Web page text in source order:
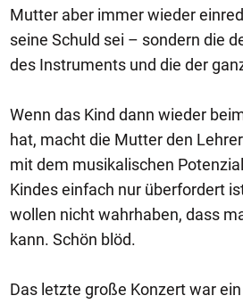
Mutter aber immer wieder
seine Schuld sei – sondern die
des Instruments und die der
Wenn das Kind dann wieder
hat, macht die Mutter den
mit dem musikalischen
Kindes einfach nur überfordert
wollen nicht wahrhaben, dass
kann. Schön blöd.
Das letzte große Konzert war